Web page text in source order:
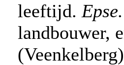
leeftijd. Epse.
landbouwer,